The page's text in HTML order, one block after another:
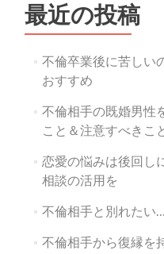
最近の投稿
不倫卒業後に苦しい
おすすめ
不倫相手の既婚男性
こと＆注意すべきこ
恋愛の悩みは後回し
相談の活用を
不倫相手と別れたい
不倫相手から復縁を